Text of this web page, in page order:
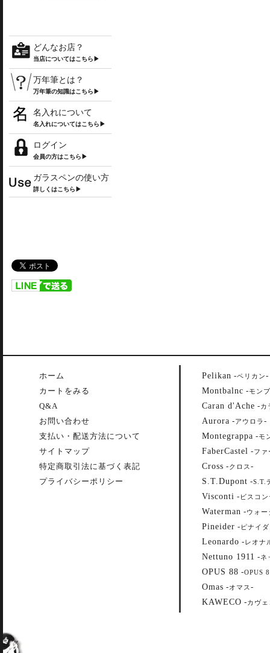
どんなお店？
当店についてはこちら▶
万年筆とは？
万年筆の知識はこちら▶
名入れについて
名入れについてはこちら▶
ログイン
会員の方はこちら▶
ガラスペンの使い方
詳しくはこちら▶
ホーム
カートをみる
Q&A
お問い合わせ
支払い・配送方法について
サイトマップ
特定商取引法に基づく表記
プライバシーポリシー
Pelikan -ペリカン-
Montbalnc -モン
Caran d'Ache -カ
Aurora -アウロラ -
Montegrappa -モ
FaberCastel -ファ
Cross -クロス -
S.T.Dupont -S.T.
Visconti - ビスコ
Waterman -ウォー
Pineider - ピナイ
Leonardo -レオナ
Nettuno 1911 -ネ
OPUS 88 -OPUS
Omas -オマス -
KAWECO -カヴェ